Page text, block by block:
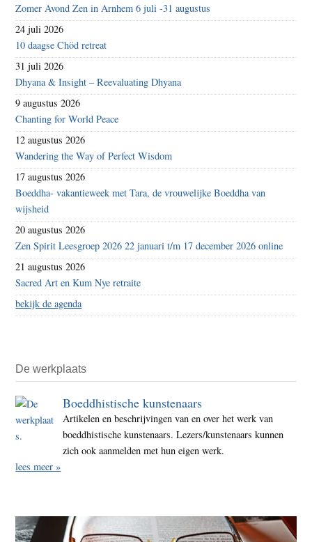
Zomer Avond Zen in Arnhem 6 juli -31 augustus
24 juli 2026
10 daagse Chöd retreat
31 juli 2026
Dhyana & Insight – Reevaluating Dhyana
9 augustus 2026
Chanting for World Peace
12 augustus 2026
Wandering the Way of Perfect Wisdom
17 augustus 2026
Boeddha- vakantieweek met Tara, de vrouwelijke Boeddha van
wijsheid
20 augustus 2026
Zen Spirit Leesgroep 2026 22 januari t/m 17 december 2026 online
21 augustus 2026
Sacred Art en Kum Nye retraite
bekijk de agenda
De werkplaats
Boeddhistische kunstenaars
Artikelen en beschrijvingen van en over het werk van
boeddhistische kunstenaars. Lezers/kunstenaars kunnen
zich ook aanmelden met hun eigen werk.
lees meer »